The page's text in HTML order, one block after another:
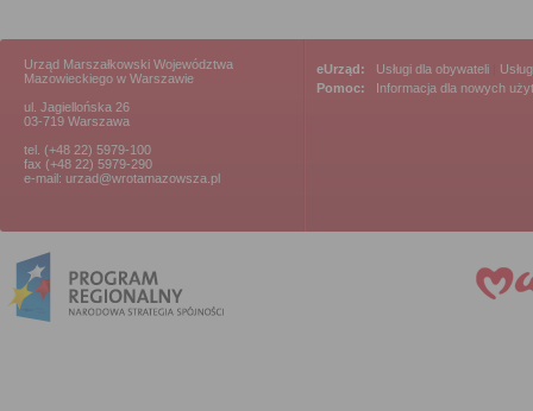
Urząd Marszałkowski Województwa
Mazowieckiego w Warszawie
ul. Jagiellońska 26
03-719 Warszawa
tel. (+48 22) 5979-100
fax (+48 22) 5979-290
e-mail: urzad@wrotamazowsza.pl
eUrząd: Usługi dla obywateli
Pomoc:
Informacja dla nowych